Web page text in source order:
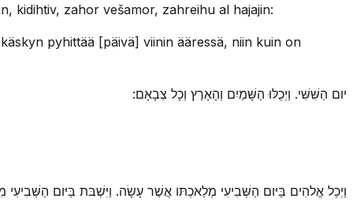
kidihtiv, zahor vešamor, zahreihu al hajajin:
pyhittää [päivä] viinin ääressä, niin kuin on
יום הַשִּׁשִּׁי. וַיְכֻלּוּ הַשָּׁמַיִם וְהָאָרֶץ וְכָל צְבָאָם:
וַיְכַל אֱלהִים בַּיּום הַשְּׁבִיעִי מְלַאכְתּו אֲשֶׁר עָשָׂה. וַיִּשְׁבּת בַּיּום